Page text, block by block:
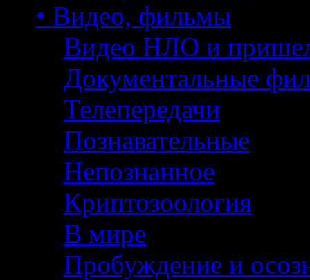
• Видео, фильмы
Видео НЛО и
Документальные
Телепередачи
Познавательные
Непознанное
Криптозоология
В мире
Пробуждение и